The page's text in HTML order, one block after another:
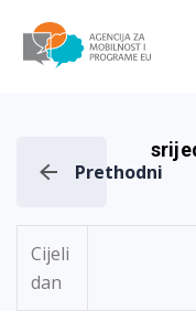
Prethodni
Cijeli
dan